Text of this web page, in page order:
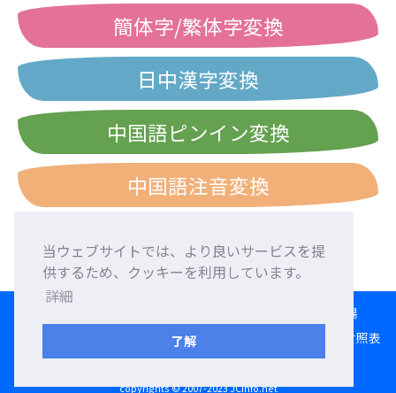
当ウェブサイトでは、より良いサービスを提
供するため、クッキーを利用しています。
詳細
了解
簡体字/繁体字変換
日中漢字変換
中国語ピンイン変換
中国語注音変換
交流広場
日本語ローマ字入力練習
西暦・和暦・民国暦対照表
copyrights © 2007-2023 JCinfo.net